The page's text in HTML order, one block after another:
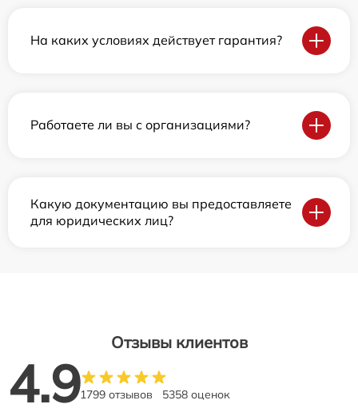
На каких условиях действует гарантия?
Работаете ли вы с организациями?
Какую документацию вы предоставляете
для юридических лиц?
Отзывы клиентов
4.91799 отзывов 5358 оценок